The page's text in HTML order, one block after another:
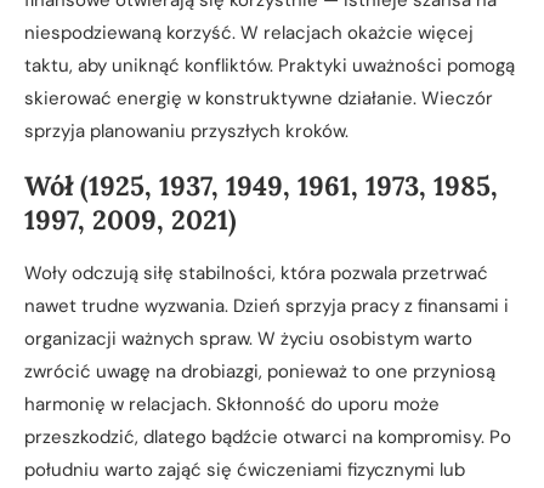
niespodziewaną korzyść. W relacjach okażcie więcej
taktu, aby uniknąć konfliktów. Praktyki uważności pomogą
skierować energię w konstruktywne działanie. Wieczór
sprzyja planowaniu przyszłych kroków.
Wół (1925, 1937, 1949, 1961, 1973, 1985,
1997, 2009, 2021)
Woły odczują siłę stabilności, która pozwala przetrwać
nawet trudne wyzwania. Dzień sprzyja pracy z finansami i
organizacji ważnych spraw. W życiu osobistym warto
zwrócić uwagę na drobiazgi, ponieważ to one przyniosą
harmonię w relacjach. Skłonność do uporu może
przeszkodzić, dlatego bądźcie otwarci na kompromisy. Po
południu warto zająć się ćwiczeniami fizycznymi lub